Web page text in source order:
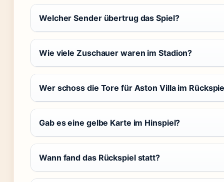
Welcher Sender übertrug das Spiel?
Wie viele Zuschauer waren im Stadion?
Wer schoss die Tore für Aston Villa im
Gab es eine gelbe Karte im Hinspiel?
Wann fand das Rückspiel statt?